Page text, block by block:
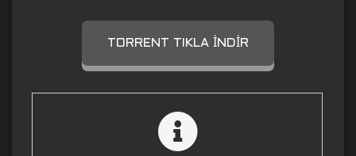
TORRENT TIKLA İNDIR